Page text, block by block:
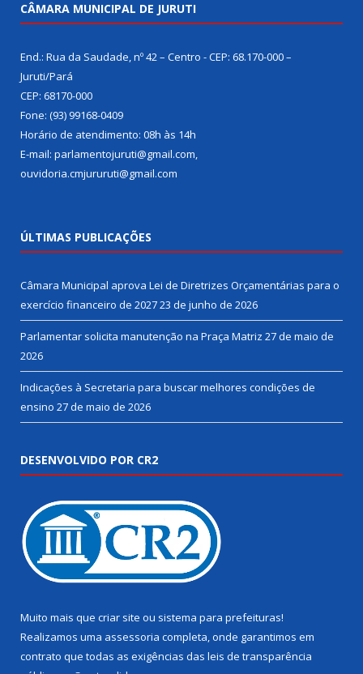
CÂMARA MUNICIPAL DE JURUTI
End.: Rua da Saudade, nº 42 – Centro - CEP: 68.170-000 –
Juruti/Pará
CEP: 68170-000
Fone: (93) 99168-0409
Horário de atendimento: 08h às 14h
E-mail: parlamentojuruti@gmail.com,
ouvidoria.cmjururuti@gmail.com
ÚLTIMAS PUBLICAÇÕES
Câmara Municipal aprova Lei de Diretrizes Orçamentárias para o
exercício financeiro de 202723 de junho de 2026
Parlamentar solicita manutenção na Praça Matriz 27 de maio de
2026
Indicações à Secretaria para buscar melhores condições de
ensino 27 de maio de 2026
DESENVOLVIDO POR CR2
Muito mais que criar site ou sistema para prefeituras!
Realizamos uma assessoria completa, onde garantimos em
contrato que todas as exigências das leis de transparência